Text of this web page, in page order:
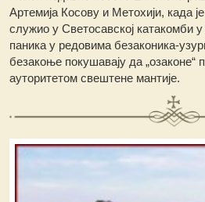
Артемија Косову и Метохији, када
служио у Светосавској катакомби
паника у редовима безаконика-
безакоње покушавају да „озаконе“
ауторитетом свештене мантије.